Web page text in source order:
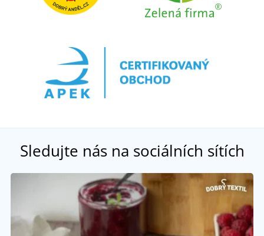
Sledujte nás na sociálních sítích